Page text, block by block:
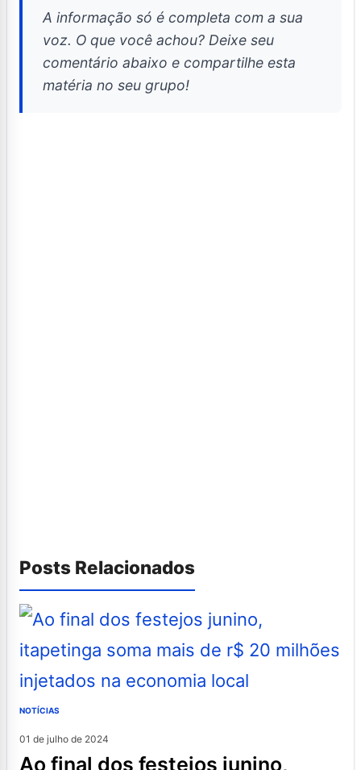
A informação só é completa com a sua
voz. O que você achou? Deixe seu
comentário abaixo e compartilhe esta
matéria no seu grupo!
Posts Relacionados
NOTÍCIAS
01 de julho de 2024
ao final dos festejos junino,